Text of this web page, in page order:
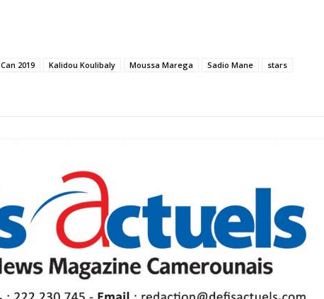
Can 2019 Kalidou Koulibaly Moussa Marega Sadio Mane
stars